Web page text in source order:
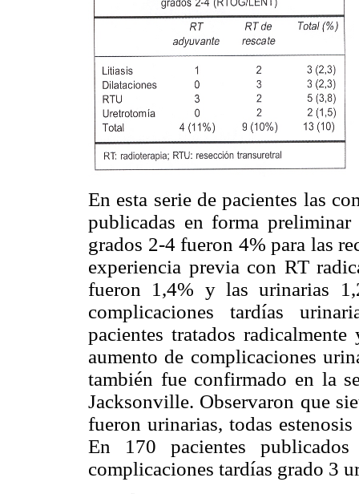
En esta serie de pacientes las
publicadas en forma preliminar
grados 2-4 fueron 4% para las
experiencia previa con RT
fueron 1,4% y las urinarias
complicaciones tardías
pacientes tratados
aumento de complicaciones
también fue confirmado en la
Jacksonville. Observaron que
fueron urinarias, todas
En 170 pacientes
complicaciones tardías grado 3